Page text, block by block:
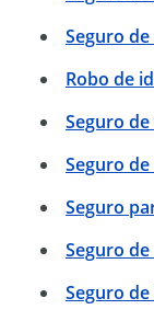
Seguro de
Robo de
Seguro
Seguro
Seguro
Seguro
Seguro